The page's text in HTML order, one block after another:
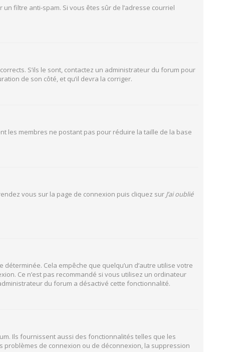
filtre anti-spam. Si vous êtes sûr de l’adresse courriel
S’ils le sont, contactez un administrateur du forum pour
de son côté, et qu’il devra la corriger.
les membres ne postant pas pour réduire la taille de la base
vous sur la page de connexion puis cliquez sur J’ai oublié
Cela empêche que quelqu’un d’autre utilise votre
Ce n’est pas recommandé si vous utilisez un ordinateur
du forum a désactivé cette fonctionnalité.
Ils fournissent aussi des fonctionnalités telles que les
problèmes de connexion ou de déconnexion, la suppression